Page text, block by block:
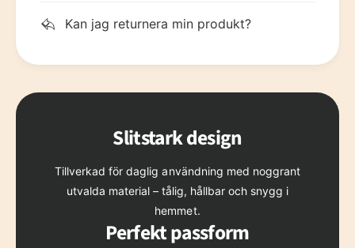
Kan jag returnera min produkt?
Slitstark design
Tillverkad för daglig användning med noggrant
utvalda material – tålig, hållbar och snygg i
hemmet.
Perfekt passform